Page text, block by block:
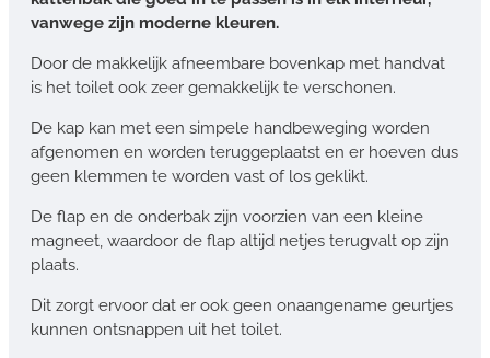
vanwege zijn moderne kleuren.
Door de makkelijk afneembare bovenkap met handvat
is het toilet ook zeer gemakkelijk te verschonen.
De kap kan met een simpele handbeweging worden
afgenomen en worden teruggeplaatst en er hoeven dus
geen klemmen te worden vast of los geklikt.
De flap en de onderbak zijn voorzien van een kleine
magneet, waardoor de flap altijd netjes terugvalt op zijn
plaats.
Dit zorgt ervoor dat er ook geen onaangename geurtjes
kunnen ontsnappen uit het toilet.